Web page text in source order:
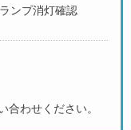
ンプ消灯確認
わせください。